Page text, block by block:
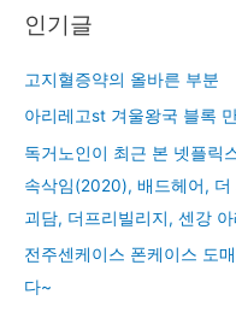
인기글
고지혈증약의 올바른 부분
아리레고st 겨울왕국 블록
독거노인이 최근 본 넷플릭
속삭임(2020), 배드헤어,
괴담, 더프리빌리지, 센강 아
전주센케이스 폰케이스 도
다~